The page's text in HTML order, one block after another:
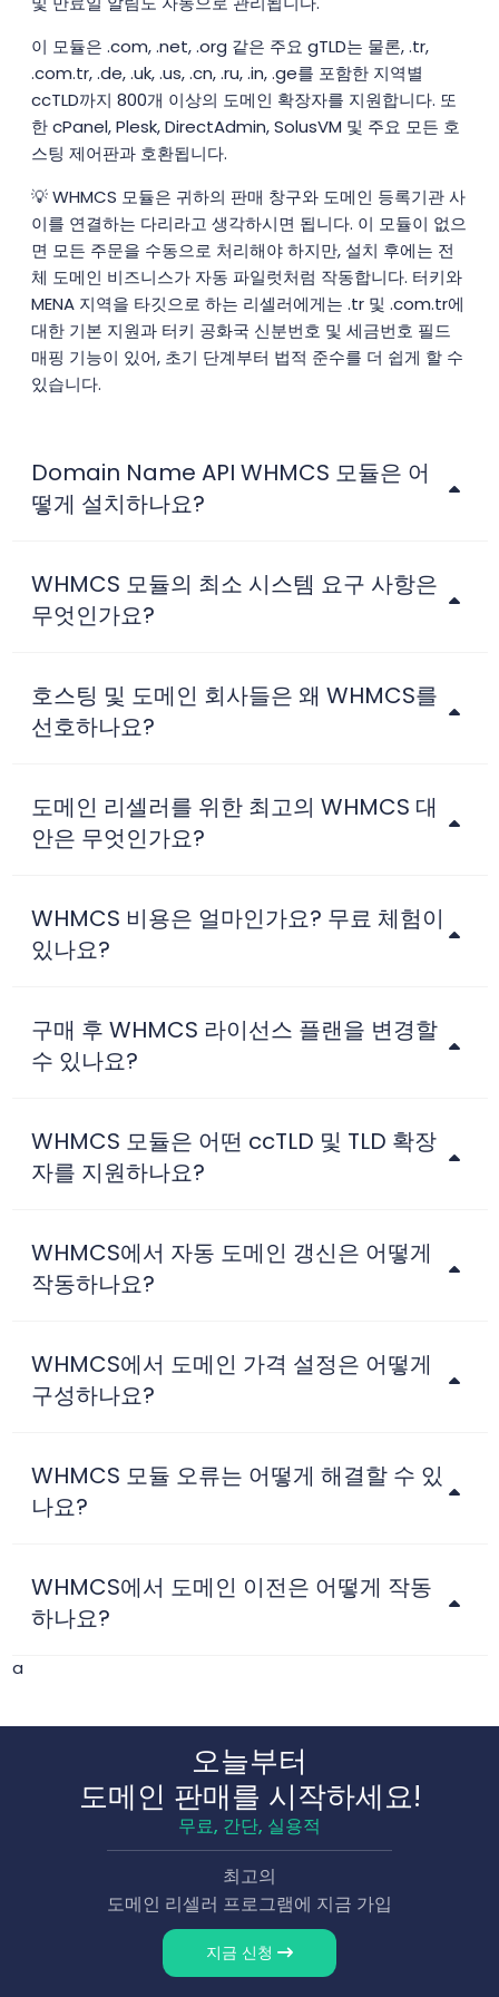
이 모듈은 .com, .net, .org 같은 주요 gTLD는 물론, .tr,
.com.tr, .de, .uk, .us, .cn, .ru, .in, .ge를 포함한 지역별
ccTLD까지 800개 이상의 도메인 확장자를 지원합니다. 또
한 cPanel, Plesk, DirectAdmin, SolusVM 및 주요 모든 호
스팅 제어판과 호환됩니다.
💡 WHMCS 모듈은 귀하의 판매 창구와 도메인 등록기관 사
이를 연결하는 다리라고 생각하시면 됩니다. 이 모듈이 없으
면 모든 주문을 수동으로 처리해야 하지만, 설치 후에는 전
체 도메인 비즈니스가 자동 파일럿처럼 작동합니다. 터키와
MENA 지역을 타깃으로 하는 리셀러에게는 .tr 및 .com.tr에
대한 기본 지원과 터키 공화국 신분번호 및 세금번호 필드
매핑 기능이 있어, 초기 단계부터 법적 준수를 더 쉽게 할 수
있습니다.
Domain Name API WHMCS 모듈은 어
떻게 설치하나요?
WHMCS 모듈의 최소 시스템 요구 사항은
무엇인가요?
호스팅 및 도메인 회사들은 왜 WHMCS를
선호하나요?
도메인 리셀러를 위한 최고의 WHMCS 대
안은 무엇인가요?
WHMCS 비용은 얼마인가요? 무료 체험이
있나요?
구매 후 WHMCS 라이선스 플랜을 변경할
수 있나요?
WHMCS 모듈은 어떤 ccTLD 및 TLD 확장
자를 지원하나요?
WHMCS에서 자동 도메인 갱신은 어떻게
작동하나요?
WHMCS에서 도메인 가격 설정은 어떻게
구성하나요?
WHMCS 모듈 오류는 어떻게 해결할 수 있
나요?
WHMCS에서 도메인 이전은 어떻게 작동
하나요?
a
오늘부터
도메인 판매를 시작하세요!
무료, 간단, 실용적
최고의
도메인 리셀러 프로그램에 지금 가입
지금 신청